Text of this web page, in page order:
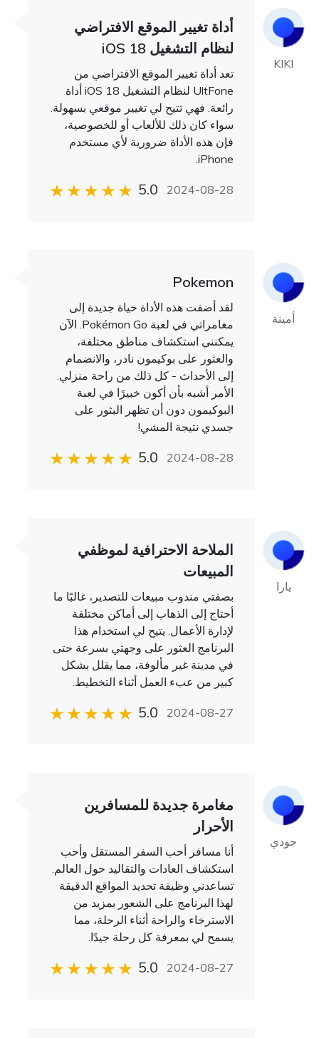
KIKI
أداة تغيير الموقع الافتراضي
لنظام التشغيل iOS 18
تعد أداة تغيير الموقع الافتراضي من
UltFone لنظام التشغيل iOS 18 أداة
رائعة. فهي تتيح لي تغيير موقعي بسهولة.
سواء كان ذلك للألعاب أو للخصوصية،
فإن هذه الأداة ضرورية لأي مستخدم
iPhone.
5.0 2024-08-28
أمينة
Pokemon
لقد أضفت هذه الأداة حياة جديدة إلى
مغامراتي في لعبة Pokémon Go. الآن
يمكنني استكشاف مناطق مختلفة،
والعثور على بوكيمون نادر، والانضمام
إلى الأحداث - كل ذلك من راحة منزلي.
الأمر أشبه بأن أكون خبيرًا في لعبة
البوكيمون دون أن تظهر البثور على
جسدي نتيجة المشي!
5.0 2024-08-28
يارا
الملاحة الاحترافية لموظفي
المبيعات
بصفتي مندوب مبيعات للتصدير، غالبًا ما
أحتاج إلى الذهاب إلى أماكن مختلفة
لإدارة الأعمال. يتيح لي استخدام هذا
البرنامج العثور على وجهتي بسرعة حتى
في مدينة غير مألوفة، مما يقلل بشكل
كبير من عبء العمل أثناء التخطيط.
5.0 2024-08-27
جودي
مغامرة جديدة للمسافرين
الأحرار
أنا مسافر أحب السفر المستقل وأحب
استكشاف العادات والتقاليد حول العالم.
تساعدني وظيفة تحديد المواقع الدقيقة
لهذا البرنامج على الشعور بمزيد من
الاسترخاء والراحة أثناء الرحلة، مما
يسمح لي بمعرفة كل رحلة جيدًا.
5.0 2024-08-27